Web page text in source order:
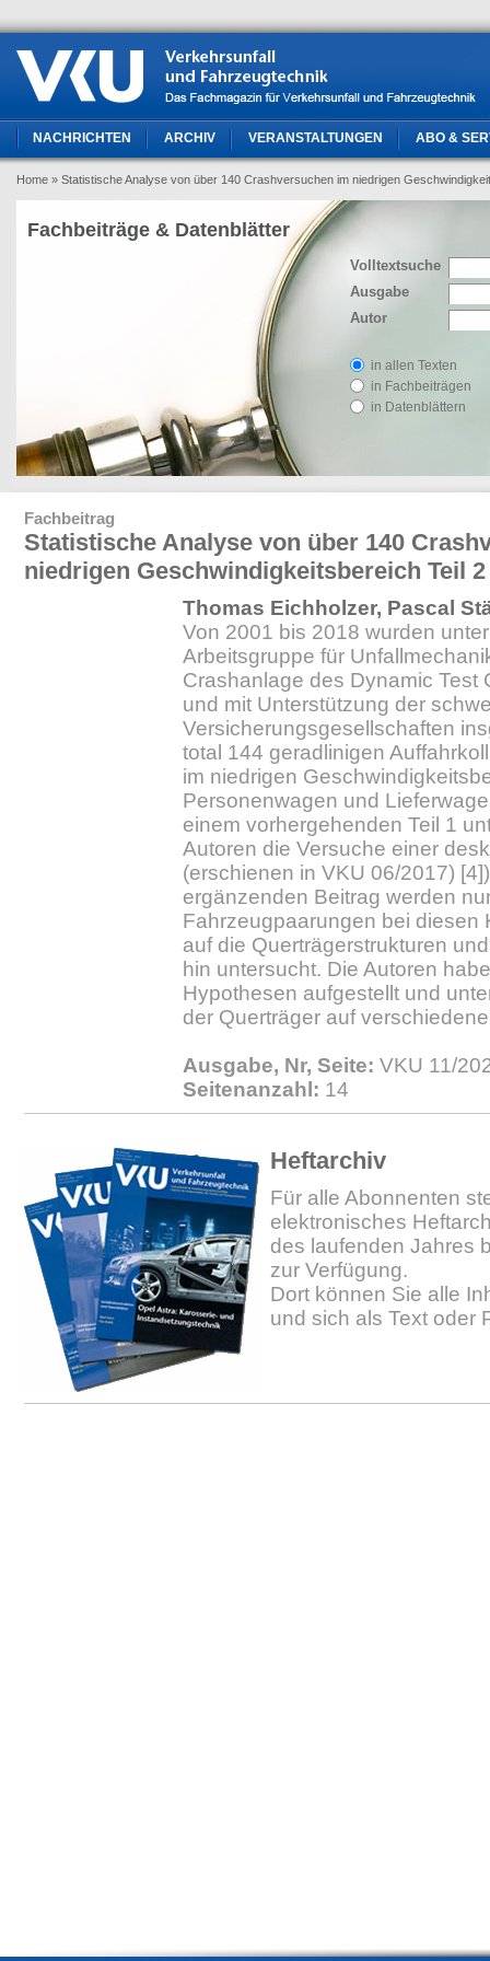
NACHRICHTEN ARCHIV VERANSTALTUNGEN ABO &
Home » Statistische Analyse von über 140 Crashversuchen im niedrigen
Volltextsuche
Ausgabe
Autor
in allen Texten
in Fachbeiträgen
in Datenblättern
Fachbeiträge & Datenblätter
Fachbeitrag
Statistische Analyse von über 140
niedrigen Geschwindigkeitsbereich Teil
Thomas Eichholzer, Pascal
Von 2001 bis 2018 wurden
Arbeitsgruppe für
Crashanlage des Dynamic Test
und mit Unterstützung der
Versicherungsgesellschaften
total 144 geradlinigen
im niedrigen
Personenwagen und
einem vorhergehenden Teil 1
Autoren die Versuche einer
(erschienen in VKU 06/2017)
ergänzenden Beitrag werden
Fahrzeugpaarungen bei diesen
auf die Querträgerstrukturen
hin untersucht. Die Autoren
Hypothesen aufgestellt und
der Querträger auf
Ausgabe, Nr, Seite: VKU 11/
Seitenanzahl: 14
Heftarchiv
Für alle Abonnenten
elektronisches
des laufenden Jahres
zur Verfügung.
Dort können Sie alle
und sich als Text oder